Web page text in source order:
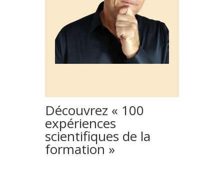
Découvrez « 100
expériences
scientifiques de la
formation »